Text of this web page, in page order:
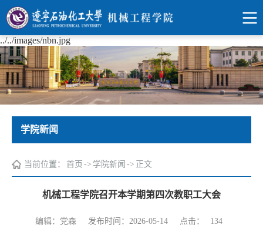
../../images/nbn.jpg
学院新闻
当前位置： 首页 -> 学院新闻 -> 正文
机械工程学院召开本学期第四次教职工大会
编辑：党森 发布时间：2026-05-14 点击： 134